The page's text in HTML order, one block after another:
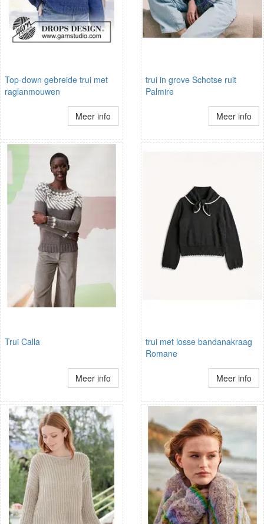
Top-down gebreide trui met
raglanmouwen
Meer info
trui in grove Schotse ruit
Palmire
Meer info
Trui Calla
Meer info
trui met losse bandanakraag
Romane
Meer info